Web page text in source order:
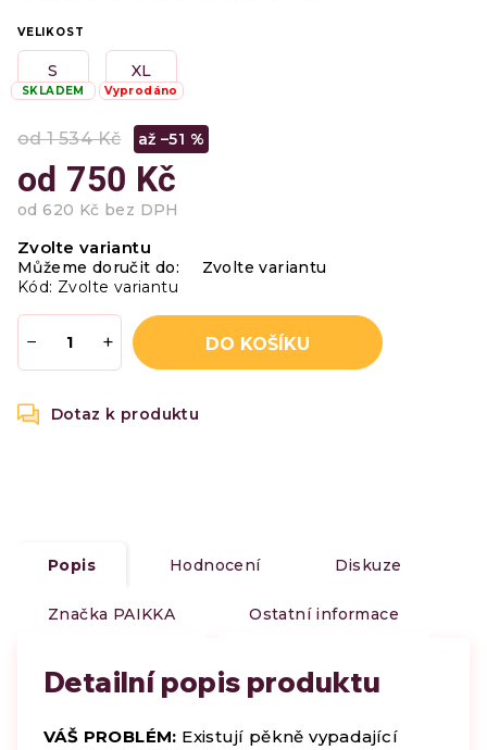
VELIKOST
S
SKLADEM
XL
Vyprodáno
od 1 534 Kč až –51 %
od 750 Kč
od 620 Kč bez DPH
cena:
Zvolte variantu
Můžeme doručit do:
Zvolte variantu
Kód: Zvolte variantu
+
− DO KOŠÍKU
Popis Hodnocení Diskuze
Značka PAIKKA Ostatní informace
Detailní popis produktu
VÁŠ PROBLÉM: Existují pěkně vypadající